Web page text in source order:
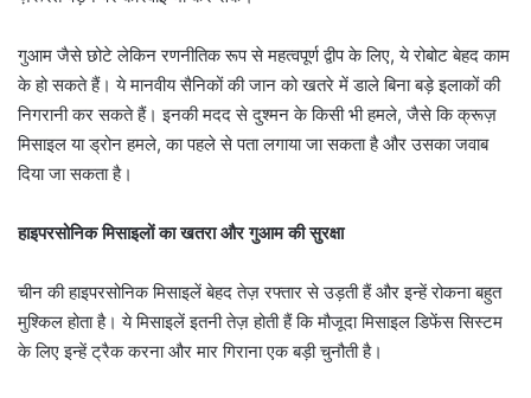
गुआम जैसे छोटे लेकिन रणनीतिक रूप से महत्वपूर्ण द्वीप के लिए, ये रोबोट बेहद काम
के हो सकते हैं। ये मानवीय सैनिकों की जान को खतरे में डाले बिना बड़े इलाकों की
निगरानी कर सकते हैं। इनकी मदद से दुश्मन के किसी भी हमले, जैसे कि क्रूज़
मिसाइल या ड्रोन हमले, का पहले से पता लगाया जा सकता है और उसका जवाब
दिया जा सकता है।
हाइपरसोनिक मिसाइलों का खतरा और गुआम की सुरक्षा
चीन की हाइपरसोनिक मिसाइलें बेहद तेज़ रफ्तार से उड़ती हैं और इन्हें रोकना बहुत
मुश्किल होता है। ये मिसाइलें इतनी तेज़ होती हैं कि मौजूदा मिसाइल डिफेंस सिस्टम
के लिए इन्हें ट्रैक करना और मार गिराना एक बड़ी चुनौती है।